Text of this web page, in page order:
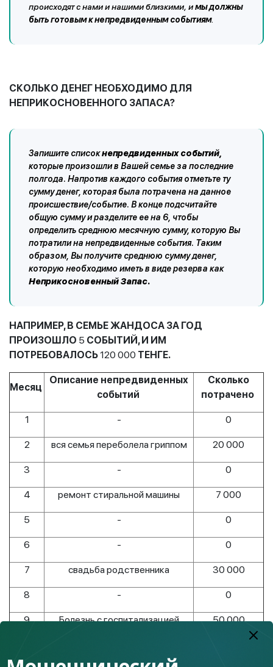
происходят с нами и нашими близкими, имы должны
быть готовым к непредвиденным событиям.
СКОЛЬКО ДЕНЕГ НЕОБХОДИМО ДЛЯ
НЕПРИКОСНОВЕННОГО ЗАПАСА?
Запишите списокнепредвиденныхсобытий,
которые произошли в Вашей семье за последние
полгода. Напротив каждого события отметьте ту
сумму денег, которая была потрачена на данное
происшествие/событие. В конце подсчитайте
общую сумму и разделите ее на 6, чтобы
определить среднюю месячную сумму, которую Вы
потратили на непредвиденные события. Таким
образом, Вы получите среднюю сумму денег,
которую необходимо иметь в виде резерва как
Неприкосновенный Запас.
НАПРИМЕР, В СЕМЬЕ ЖАНДОСА ЗА ГОД
ПРОИЗОШЛО 5 СОБЫТИЙ, И ИМ
ПОТРЕБОВАЛОСЬ120 000 ТЕНГЕ.
Месяц
Описание непредвиденных
событий
Сколько
потрачено
1 - 0
2 вся семья переболела гриппом 20 000
3 - 0
4 ремонт стиральной машины 7 000
5 - 0
6 - 0
7 свадьба родственника 30 000
8 - 0
9 Болезнь с госпитализацией 50 000